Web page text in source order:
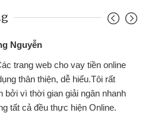
Nguyễn
trang web cho vay tiền online
thân thiện, dễ hiểu.Tôi rất
bởi vì thời gian giải ngân nhanh
tất cả đều thực hiện Online.